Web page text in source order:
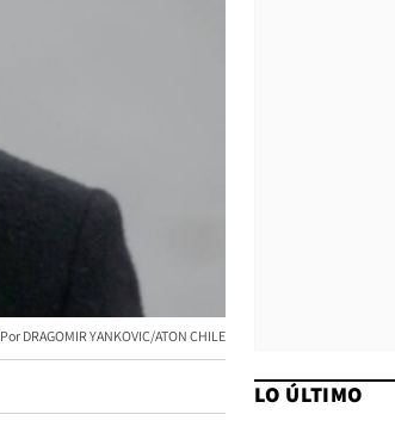
DRAGOMIR YANKOVIC/ATON CHILE
LO ÚLTIMO